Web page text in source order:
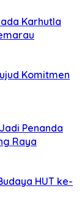
Anggaran
Air